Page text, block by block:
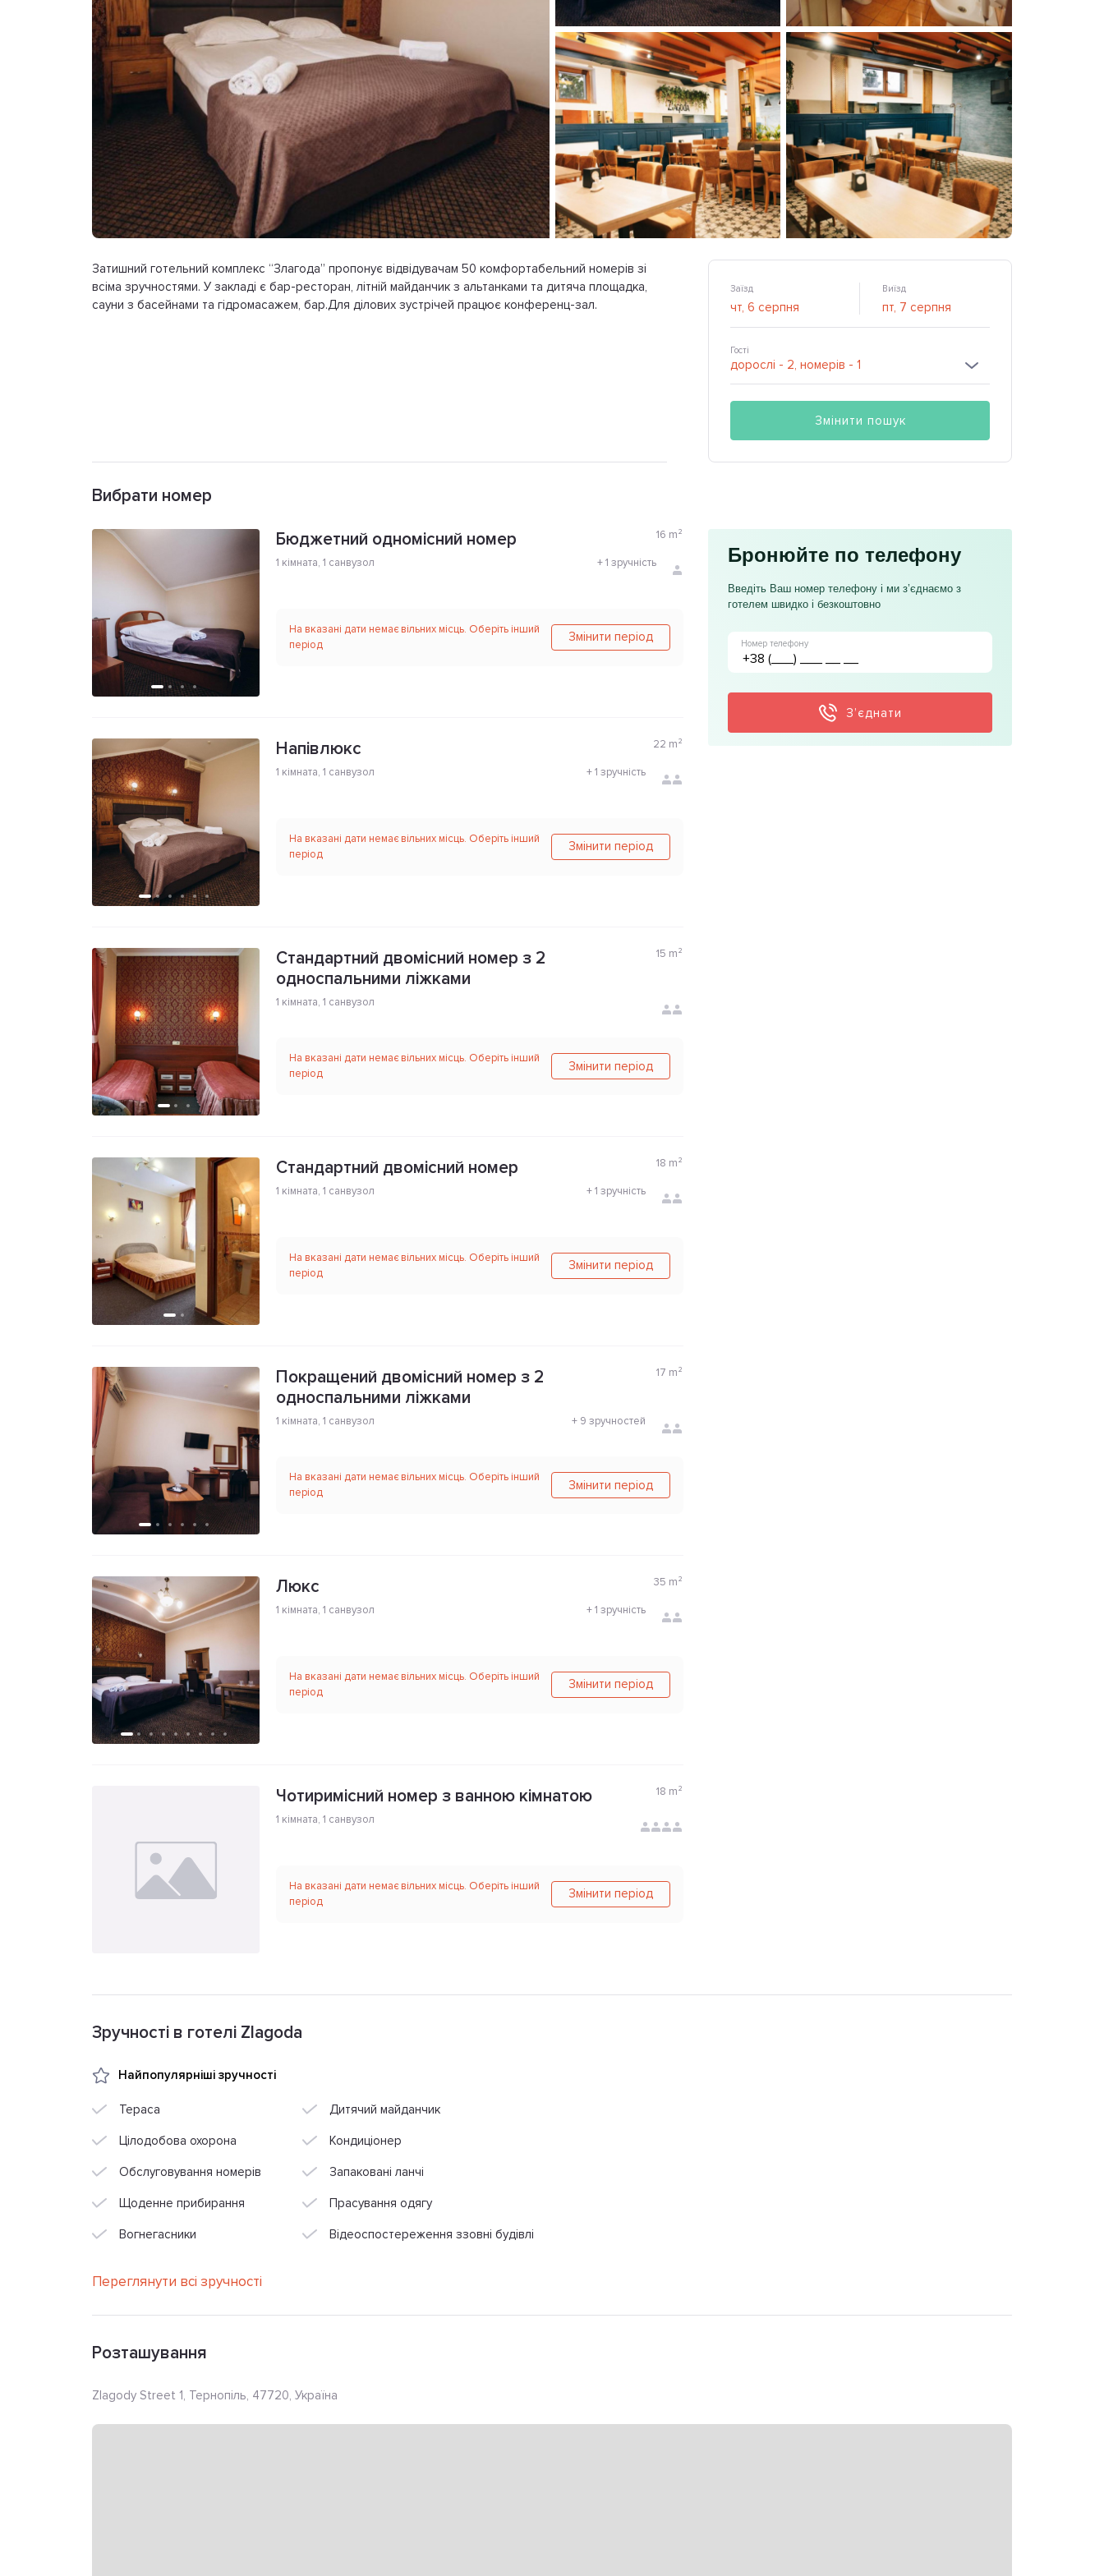
Затишний готельний комплекс “Злагода” пропонує відвідувачам 50 комфортабельний номерів зі
всіма зручностями. У закладі є бар-ресторан, літній майданчик з альтанками та дитяча площадка,
сауни з басейнами та гідромасажем, бар.Для ділових зустрічей працює конференц-зал.
Заїзд Виїзд
Гості
Змінити пошук
Вибрати номер
Бюджетний одномісний номер 16 m²
1 кімната, 1 санвузол +1 зручність
На вказані дати немає вільних місць. Оберіть інший
період
Змінити період
Напівлюкс 22 m²
1 кімната, 1 санвузол +1 зручність
На вказані дати немає вільних місць. Оберіть інший
період
Змінити період
Стандартний двомісний номер з 2
односпальними ліжками
15 m²
1 кімната, 1 санвузол
На вказані дати немає вільних місць. Оберіть інший
період
Змінити період
Стандартний двомісний номер 18 m²
1 кімната, 1 санвузол +1 зручність
На вказані дати немає вільних місць. Оберіть інший
період
Змінити період
Покращений двомісний номер з 2
односпальними ліжками
17 m²
1 кімната, 1 санвузол + 9 зручностей
На вказані дати немає вільних місць. Оберіть інший
період
Змінити період
Люкс 35 m²
1 кімната, 1 санвузол +1 зручність
На вказані дати немає вільних місць. Оберіть інший
період
Змінити період
Чотиримісний номер з ванною кімнатою 18 m²
1 кімната, 1 санвузол
На вказані дати немає вільних місць. Оберіть інший
період
Змінити період
Бронюйте по телефону
Введіть Ваш номер телефону і ми з’єднаємо з
готелем швидко і безкоштовно
Номер телефону
З’єднати
Зручності в готелі Zlagoda
Найпопулярніші зручності
Тераса Дитячий майданчик
Цілодобова охорона Кондиціонер
Обслуговування номерів Запаковані ланчі
Щоденне прибирання Прасування одягу
Вогнегасники Відеоспостереження ззовні будівлі
Переглянути всі зручності
Розташування
Zlagody Street 1, Тернопіль, 47720, Україна